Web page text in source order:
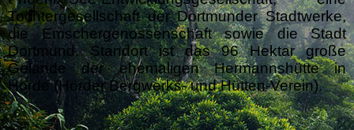
Tochtergesellschaft derDortmunder Stadtwerke,
die Emschergenossenschaftsowie die Stadt
Dortmund. Standort ist das 96 Hektar große
Gelände der ehemaligenHermannshüttein
Hörde (Hörder Bergwerks- und Hütten-Verein).